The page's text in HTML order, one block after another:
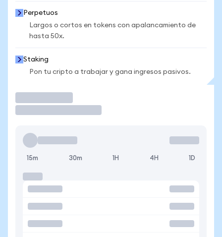
Perpetuos
Largos o cortos en tokens con apalancamiento de
hasta 50x.
Staking
Pon tu cripto a trabajar y gana ingresos pasivos.
15m 30m 1H 4H 1D